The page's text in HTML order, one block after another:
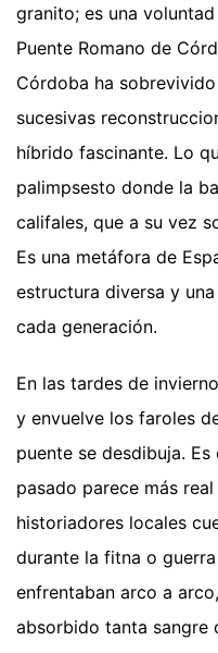
granito; es una
Puente Romano de
Córdoba ha
sucesivas
híbrido fascinante. Lo
palimpsesto donde la
califales, que a su vez
Es una metáfora de
estructura diversa y
cada generación.
En las tardes de
y envuelve los faroles
puente se desdibuja.
pasado parece más
historiadores locales
durante la fitna o
enfrentaban arco a
absorbido tanta sangre